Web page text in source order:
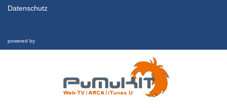
Datenschutz
powered by